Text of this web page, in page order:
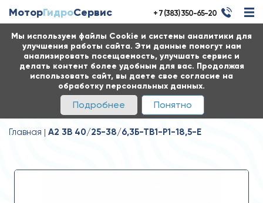
Мы используем файлы Cookie и системы аналитики для
улучшения работы сайта. Эти данные помогут нам
анализировать посещаемость, улучшать сервис и
делать контент более удобным для вас. Продолжая
использовать сайт, вы даете свое согласие на
обработку персональных данных.
Подробнее Понятно
МоторГидроСервис + 7 (383) 350-65-20
Главная А2 3В 40/25-38/6,3Б-ТВ1-Р1-18,5-Е